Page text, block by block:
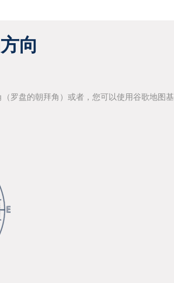
向
罗盘的朝拜角）或者，您可以使用谷歌地图